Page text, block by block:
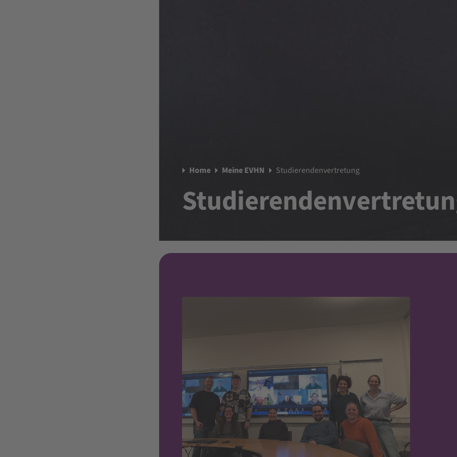
Home Meine EVHN Studierendenvertretung